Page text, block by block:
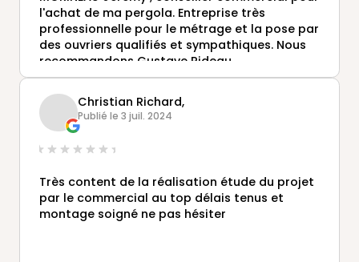
l'achat de ma pergola. Entreprise très
professionnelle pour le métrage et la pose par
des ouvriers qualifiés et sympathiques. Nous
recommandons Gustave Rideau.
JPH
Christian Richard,
Publié le 3 juil. 2024
Très content de la réalisation étude du projet
par le commercial au top délais tenus et
montage soigné ne pas hésiter